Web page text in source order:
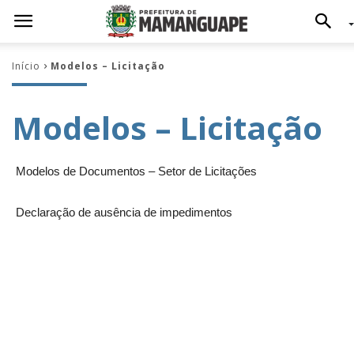
Início Modelos – Licitação
Modelos – Licitação
Modelos de Documentos – Setor de Licitações
Declaração de ausência de impedimentos